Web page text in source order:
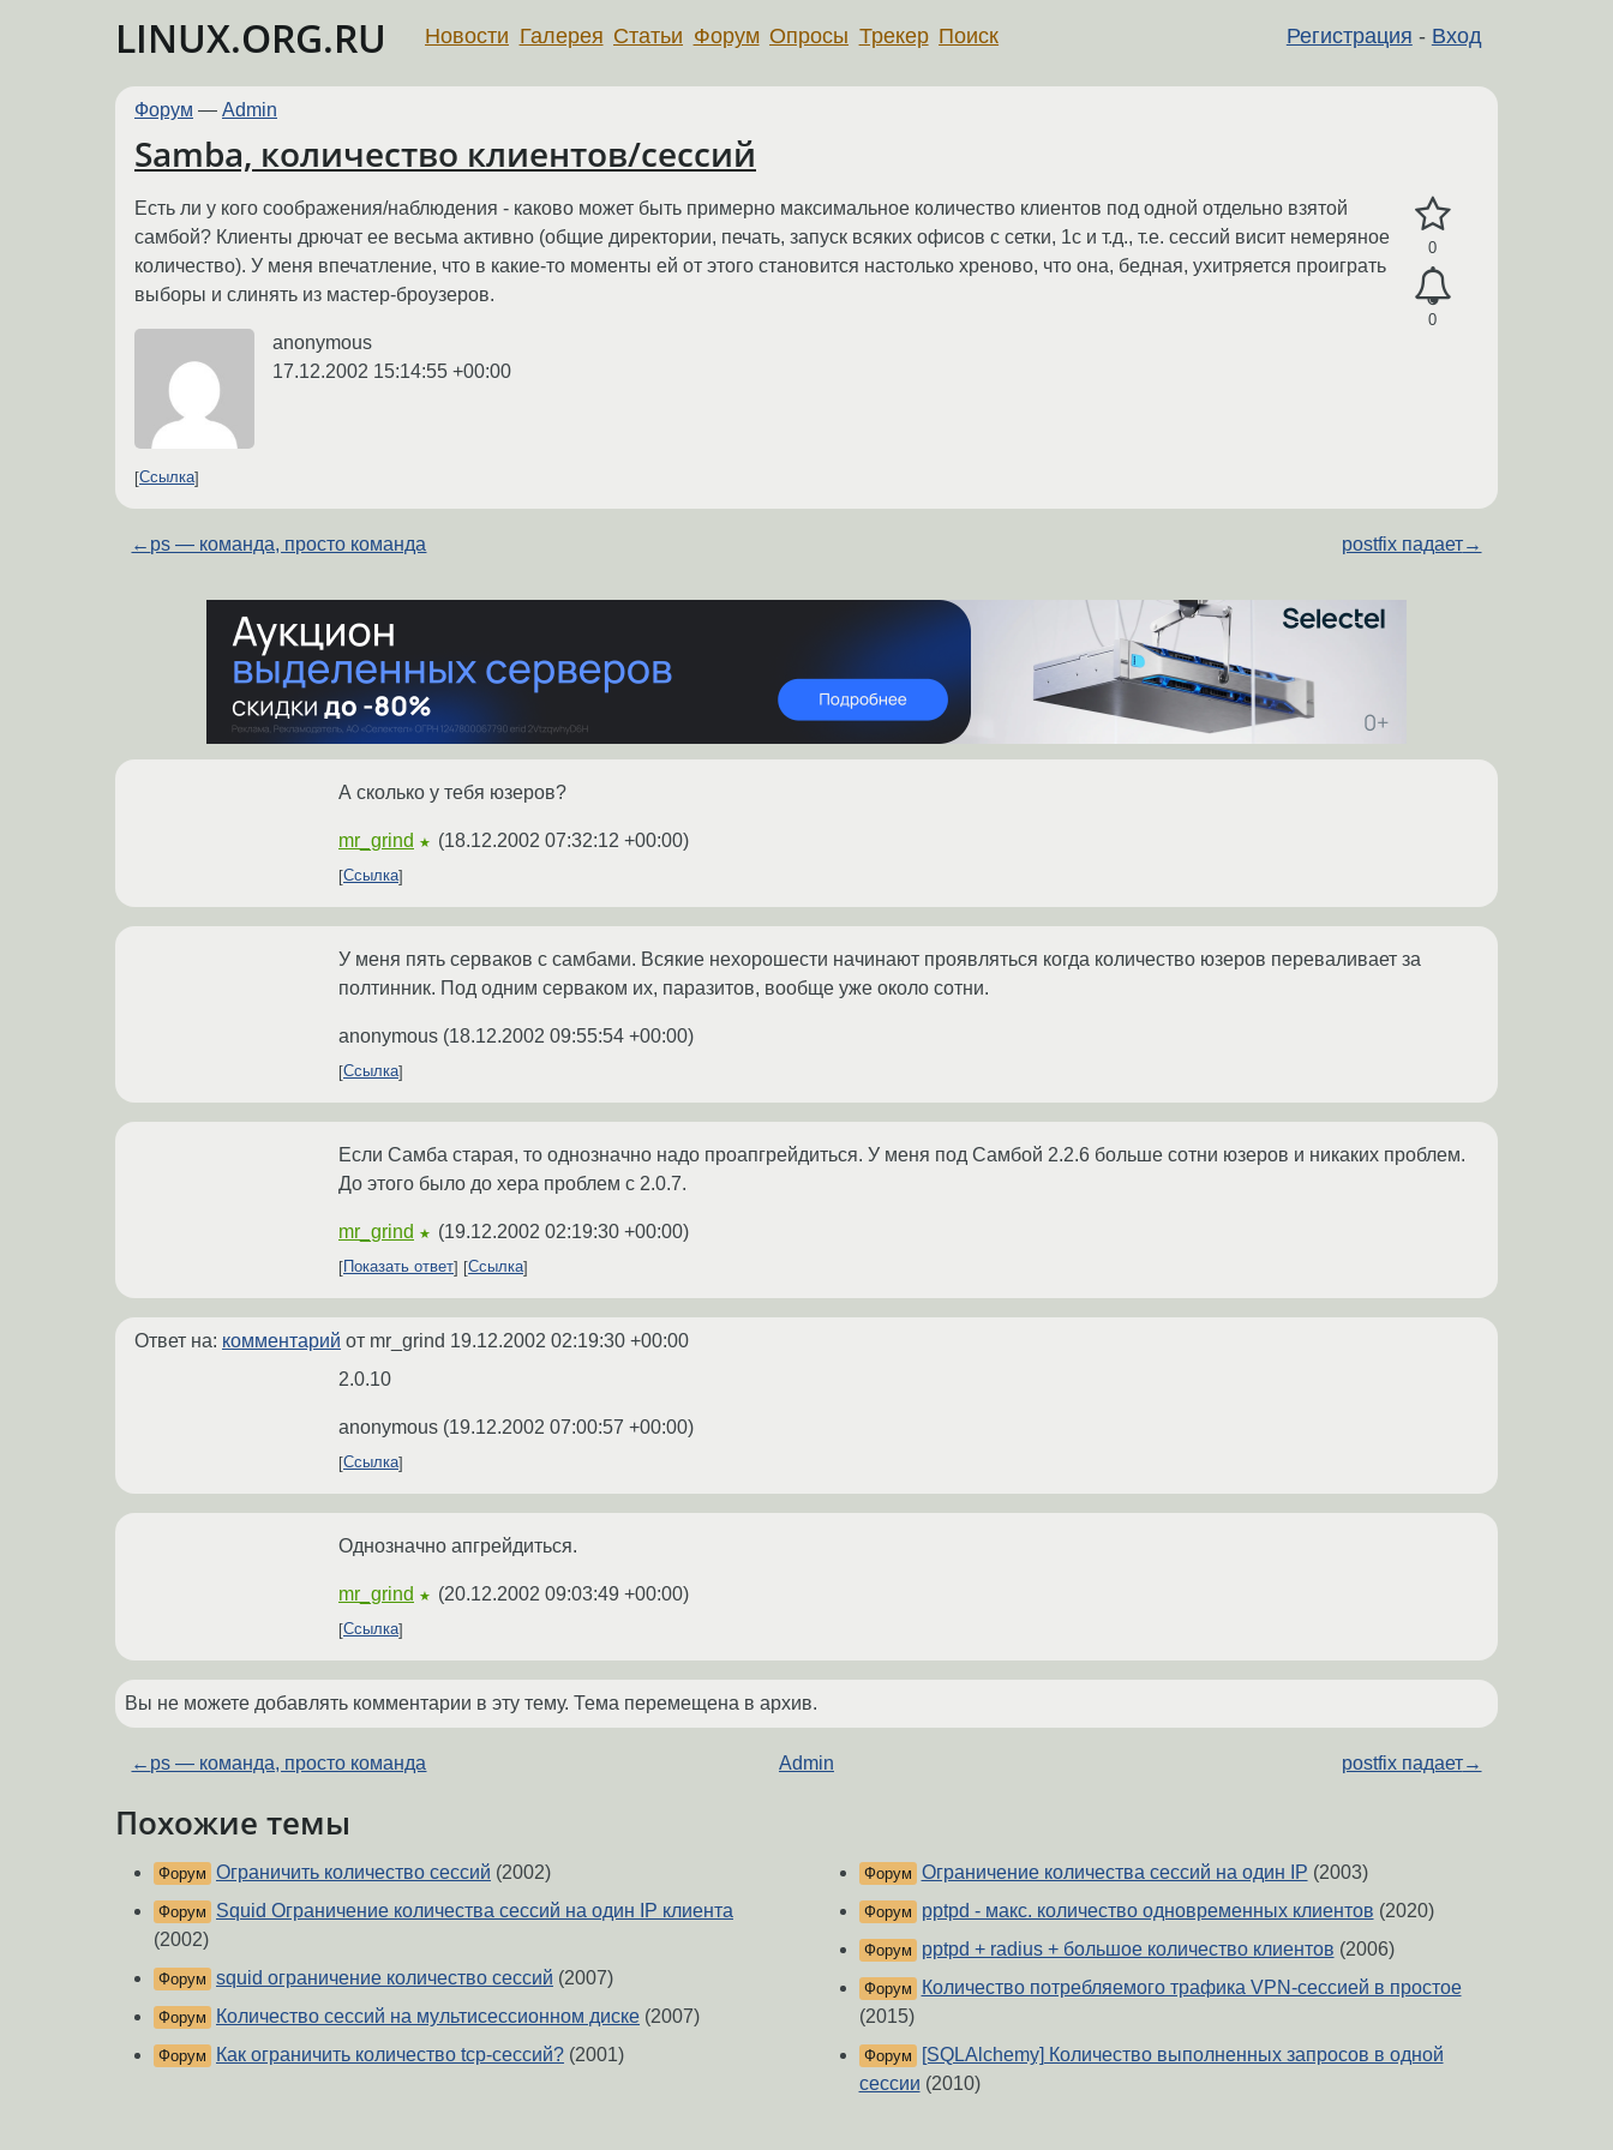
LINUX.ORG.RU Регистрация - Вход
Новости Галерея Статьи Форум Опросы Трекер Поиск
Форум — Admin
Samba, количество клиентов/сессий
0
0
Есть ли у кого соображения/наблюдения - каково может быть примерно максимальное количество клиентов под одной отдельно взятой
самбой? Клиенты дрючат ее весьма активно (общие директории, печать, запуск всяких офисов с сетки, 1с и т.д., т.е. сессий висит немеряное
количество). У меня впечатление, что в какие-то моменты ей от этого становится настолько хреново, что она, бедная, ухитряется проиграть
выборы и слинять из мастер-броузеров.
anonymous
17.12.2002 15:14:55 +00:00
Ссылка
← ps — команда, просто команда postfix падает→
А сколько у тебя юзеров?
mr_grind ★ (18.12.2002 07:32:12 +00:00)
Ссылка
У меня пять серваков с самбами. Всякие нехорошести начинают проявляться когда количество юзеров переваливает за
полтинник. Под одним серваком их, паразитов, вообще уже около сотни.
anonymous (18.12.2002 09:55:54 +00:00)
Ссылка
Если Самба старая, то однозначно надо проапгрейдиться. У меня под Самбой 2.2.6 больше сотни юзеров и никаких проблем.
До этого было до хера проблем с 2.0.7.
mr_grind ★ (19.12.2002 02:19:30 +00:00)
Показать ответ Ссылка
Ответ на: комментарий от mr_grind 19.12.2002 02:19:30 +00:00
2.0.10
anonymous (19.12.2002 07:00:57 +00:00)
Ссылка
Однозначно апгрейдиться.
mr_grind ★ (20.12.2002 09:03:49 +00:00)
Ссылка
Вы не можете добавлять комментарии в эту тему. Тема перемещена в архив.
← ps — команда, просто команда Admin postfix падает→
Похожие темы
Форум Ограничить количество сессий (2002)
Форум
Squid Ограничение количества сессий на один IP клиента
(2002)
Форум squid ограничение количество сессий (2007)
Форум Количество сессий на мультисессионном диске (2007)
Форум Как ограничить количество tcp-сессий? (2001)
Форум Ограничение количества сессий на один IP (2003)
Форум pptpd - макс. количество одновременных клиентов (2020)
Форум pptpd + radius + большое количество клиентов (2006)
Форум
Количество потребляемого трафика VPN-сессией в простое
(2015)
Форум
[SQLAlchemy] Количество выполненных запросов в одной
сессии (2010)